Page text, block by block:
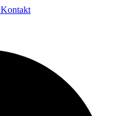
Kontakt